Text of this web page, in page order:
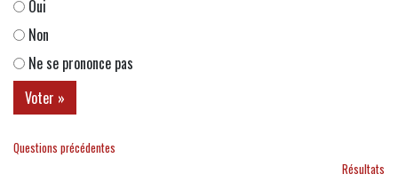
Oui
Non
Ne se prononce pas
Questions précédentes
Résultats